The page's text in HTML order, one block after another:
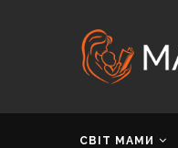
СВІТ МАМИ